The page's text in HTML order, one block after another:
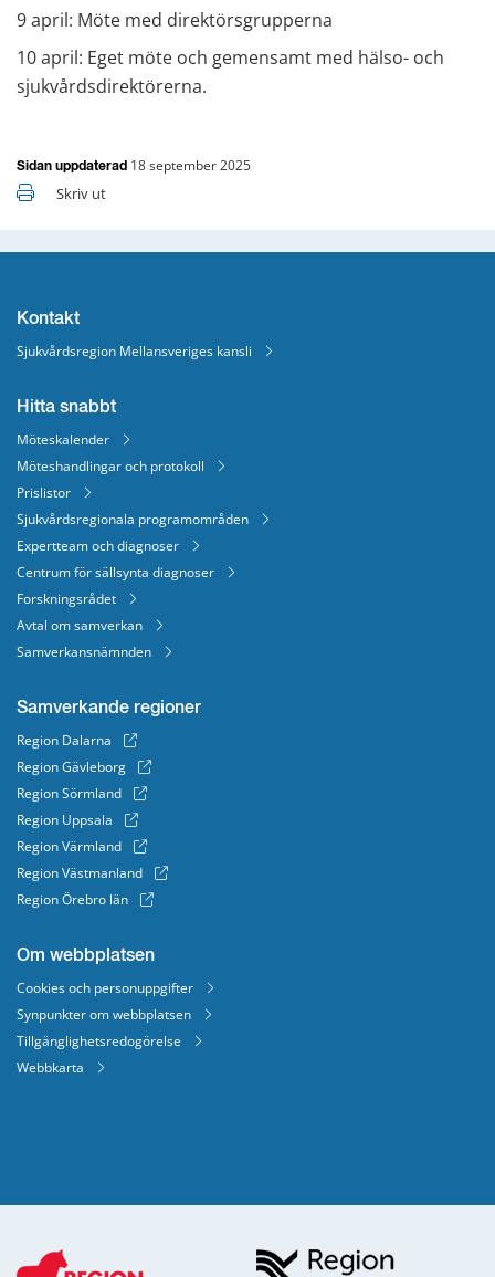
9 april: Möte med direktörsgrupperna
10 april: Eget möte och gemensamt med hälso- och
sjukvårdsdirektörerna.
Sidan uppdaterad 18 september 2025
Skriv ut
Kontakt
Sjukvårdsregion Mellansveriges kansli
Hitta snabbt
Möteskalender
Möteshandlingar och protokoll
Prislistor
Sjukvårdsregionala programområden
Expertteam och diagnoser
Centrum för sällsynta diagnoser
Forskningsrådet
Avtal om samverkan
Samverkansnämnden
Samverkande regioner
Region Dalarna
Region Gävleborg
Region Sörmland
Region Uppsala
Region Värmland
Region Västmanland
Region Örebro län
Om webbplatsen
Cookies och personuppgifter
Synpunkter om webbplatsen
Tillgänglighetsredogörelse
Webbkarta